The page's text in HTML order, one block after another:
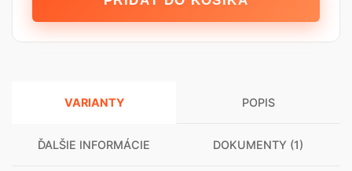
lišta
okapnicou
07/183
VARIANTY POPIS
ĎALŠIE INFORMÁCIE DOKUMENTY (1)